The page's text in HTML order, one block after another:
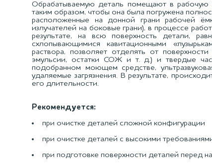
Обрабатываемую деталь помещают в рабочую
таким образом, чтобы она была погружена
расположенные на донной грани рабочей
излучателей на боковые грани), в процессе
результате, на всю поверхность детали,
схлопывающимися кавитационными
раствора, позволяет отделять от
эмульсии, остатки СОЖ и т. д.) и твердые
подобранном моющем средстве,
удаляемые загрязнения. В результате,
его длительности.
Рекомендуется:
при очистке деталей сложной конфигурации
при очистке деталей с высокими
при подготовке поверхности деталей перед